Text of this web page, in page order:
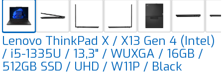
Lenovo ThinkPad X / X13 Gen 4 (Intel)
/ i5-1335U / 13,3" / WUXGA / 16GB /
512GB SSD / UHD / W11P / Black